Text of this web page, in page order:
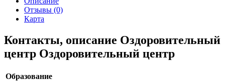
Отзывы (0)
Карта
Контакты, описание Оздоровительный
центр Оздоровительный центр
Образование